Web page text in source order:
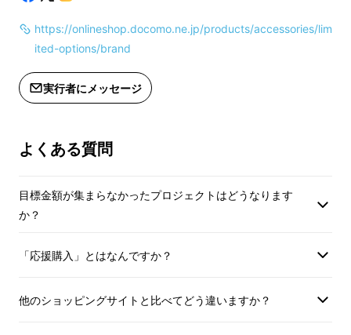
対象となりました。
停電するとテレビからの情報は一切途絶え、状
況把握の手段が一気に限られます。
※一般販売価格1,991円（税込/送料込）
の52%オフとなります。
円（税込/送料込）
https://onlineshop.docomo.ne.jp/products/accessories/lim
ited-options/brand
実行者にメッセージ
よくある質問
目標金額が集まらなかったプロジェクトはどうなります
か？
「応援購入」とはなんですか？
他のショッピングサイトと比べてどう違いますか？